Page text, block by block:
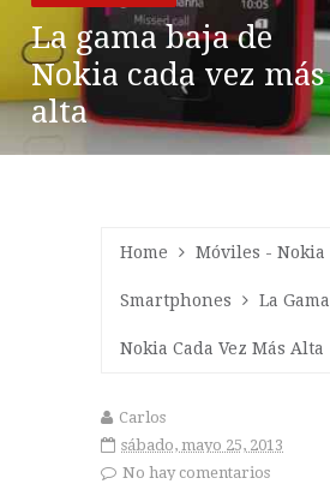
La gama baja de
Nokia cada vez más
alta
Home Móviles - Nokia
Smartphones La
Nokia Cada Vez Más Alta
Carlos
sábado, mayo 25, 2013
No hay comentarios